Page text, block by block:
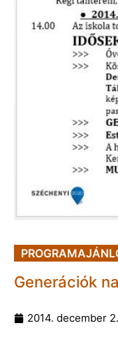
Generációk
2014. december 2.